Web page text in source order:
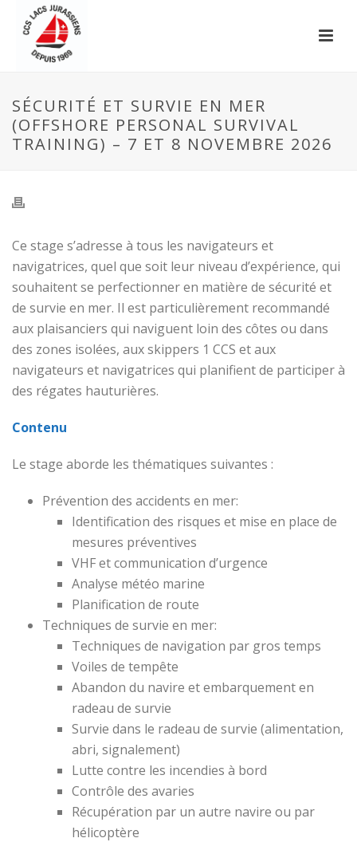
SÉCURITÉ ET SURVIE EN MER
(OFFSHORE PERSONAL SURVIVAL
TRAINING) – 7 ET 8 NOVEMBRE 2026
Ce stage s’adresse à tous les navigateurs et
navigatrices, quel que soit leur niveau d’expérience, qui
souhaitent se perfectionner en matière de sécurité et
de survie en mer. Il est particulièrement recommandé
aux plaisanciers qui naviguent loin des côtes ou dans
des zones isolées, aux skippers 1 CCS et aux
navigateurs et navigatrices qui planifient de participer à
des régates hauturières.
Contenu
Le stage aborde les thématiques suivantes :
Prévention des accidents en mer:
Identification des risques et mise en place de
mesures préventives
VHF et communication d’urgence
Analyse météo marine
Planification de route
Techniques de survie en mer:
Techniques de navigation par gros temps
Voiles de tempête
Abandon du navire et embarquement en
radeau de survie
Survie dans le radeau de survie (alimentation,
abri, signalement)
Lutte contre les incendies à bord
Contrôle des avaries
Récupération par un autre navire ou par
hélicoptère